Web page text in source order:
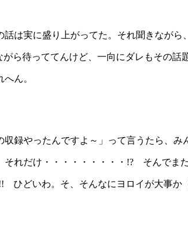
は実に盛り上がってた。それ聞きながら
ら待っててんけど、一向にダレもその話
ん。
録やったんですよ～」って言うたら、み
れだけ・・・・・・・・・!? そんでま
ひどいわ。そ、そんなにヨロイが大事